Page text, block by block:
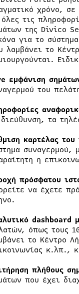
χρόνο,
τις
της Divico
για το
λαμβάνει το
εμφάνιση
του
τα
καρτέλας
συναγερμού,
η
πρόσφατου
να έχετε
dashboard
όπως τους
το Κέντρο
κ.λπ.,
πλήθους
που έχει